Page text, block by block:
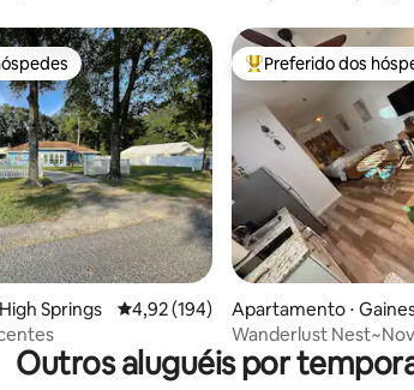
Springs 4,92 de uma avaliação média de 5,
4,92 (194)
Entre os melhores
Preferido dos
Apartamento ⋅
Wanderlust
privado~Conforto
Outros aluguéis por